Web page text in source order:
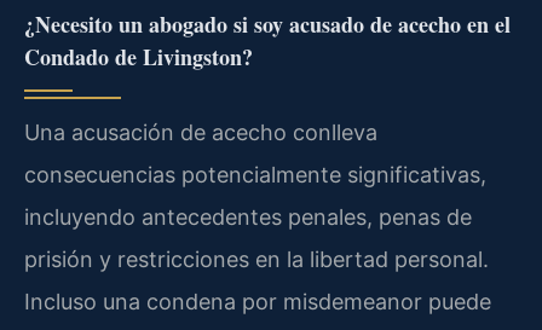
¿Necesito un abogado si soy acusado de acecho en el
Condado de Livingston?
Una acusación de acecho conlleva
consecuencias potencialmente significativas,
incluyendo antecedentes penales, penas de
prisión y restricciones en la libertad personal.
Incluso una condena por misdemeanor puede